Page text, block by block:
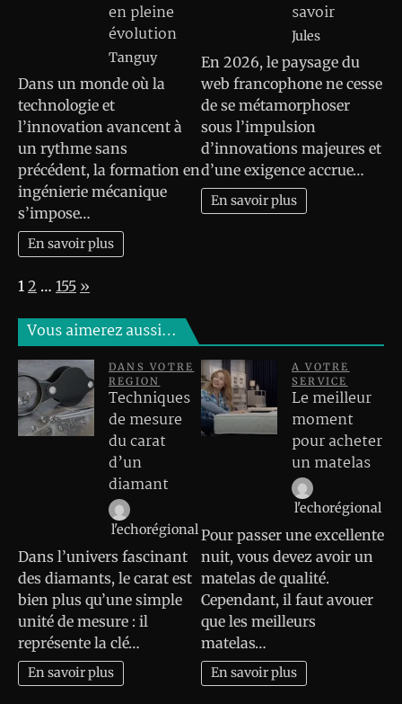
en pleine
évolution
Tanguy
Dans un monde où la
technologie et
l’innovation avancent à
un rythme sans
précédent, la formation en
ingénierie mécanique
s’impose…
En savoir plus
savoir
Jules
En 2026, le paysage du
web francophone ne cesse
de se métamorphoser
sous l’impulsion
d’innovations majeures et
d’une exigence accrue…
En savoir plus
Page:
1 2 … 155 Next
»
Vous aimerez aussi…
DANS VOTRE
REGION
Techniques
de mesure
du carat
d’un
diamant
l'echorégional
Dans l’univers fascinant
des diamants, le carat est
bien plus qu’une simple
unité de mesure : il
représente la clé…
En savoir plus
A VOTRE
SERVICE
Le meilleur
moment
pour acheter
un matelas
l'echorégional
Pour passer une excellente
nuit, vous devez avoir un
matelas de qualité.
Cependant, il faut avouer
que les meilleurs
matelas…
En savoir plus